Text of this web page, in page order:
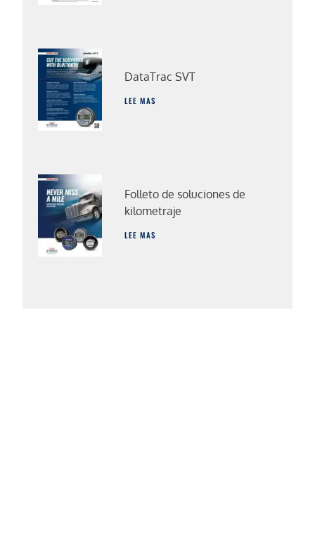
DataTrac SVT
LEE MAS
Folleto de soluciones de
kilometraje
LEE MAS